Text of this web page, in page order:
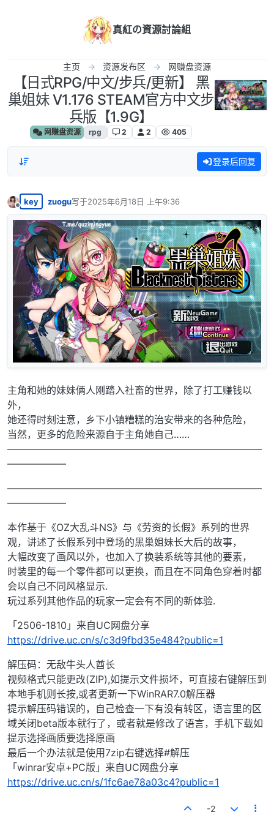
真紅の資源討論組
主页 资源发布区 网赚盘资源
【日式RPG/中文/步兵/更新】 黑
巢姐妹 V1.176 STEAM官方中文步
兵版【1.9G】
网赚盘资源 rpg 2 2 405
登录后回复
离线
key zuogu写于2025年6月18日 上午9:36
最后由 编辑
主角和她的妹妹俩人刚踏入社畜的世界，除了打工赚钱以
外，
她还得时刻注意，乡下小镇糟糕的治安带来的各种危险，
当然，更多的危险来源自于主角她自己……
——————————————————————————
——————
——————————————————————————
——————
本作基于《OZ大乱斗NS》与《劳资的长假》系列的世界
观，讲述了长假系列中登场的黑巢姐妹长大后的故事，
大幅改变了画风以外，也加入了换装系统等其他的要素，
时装里的每一个零件都可以更换，而且在不同角色穿着时都
会以自己不同风格显示.
玩过系列其他作品的玩家一定会有不同的新体验.
「2506-1810」来自UC网盘分享
https://drive.uc.cn/s/c3d9fbd35e484?public=1
解压码：无敌牛头人酋长
视频格式只能更改(ZIP),如提示文件损坏，可直接右键解压到
本地手机则长按,或者更新一下WinRAR7.0解压器
提示解压码错误的，自己检查一下有没有转区，语言里的区
域关闭beta版本就行了，或者就是修改了语言，手机下载如
提示选择画质要选择原画
最后一个办法就是使用7zip右键选择#解压
「winrar安卓+PC版」来自UC网盘分享
https://drive.uc.cn/s/1fc6ae78a03c4?public=1
-2